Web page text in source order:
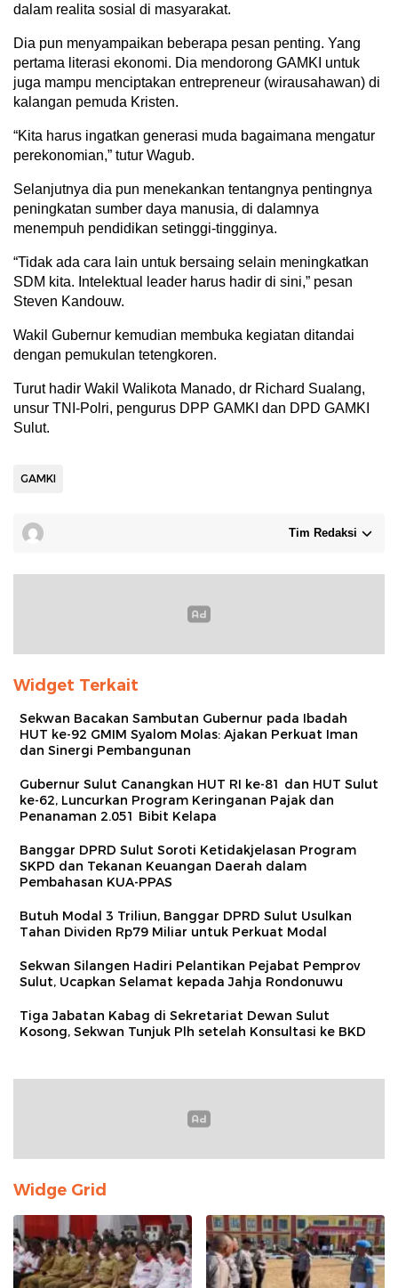
dalam realita sosial di masyarakat.
Dia pun menyampaikan beberapa pesan penting. Yang
pertama literasi ekonomi. Dia mendorong GAMKI untuk
juga mampu menciptakan entrepreneur (wirausahawan) di
kalangan pemuda Kristen.
“Kita harus ingatkan generasi muda bagaimana mengatur
perekonomian,” tutur Wagub.
Selanjutnya dia pun menekankan tentangnya pentingnya
peningkatan sumber daya manusia, di dalamnya
menempuh pendidikan setinggi-tingginya.
“Tidak ada cara lain untuk bersaing selain meningkatkan
SDM kita. Intelektual leader harus hadir di sini,” pesan
Steven Kandouw.
Wakil Gubernur kemudian membuka kegiatan ditandai
dengan pemukulan tetengkoren.
Turut hadir Wakil Walikota Manado, dr Richard Sualang,
unsur TNI-Polri, pengurus DPP GAMKI dan DPD GAMKI
Sulut.
GAMKI
Tim Redaksi
Widget Terkait
Sekwan Bacakan Sambutan Gubernur pada Ibadah
HUT ke-92 GMIM Syalom Molas: Ajakan Perkuat Iman
dan Sinergi Pembangunan
Gubernur Sulut Canangkan HUT RI ke-81 dan HUT Sulut
ke-62, Luncurkan Program Keringanan Pajak dan
Penanaman 2.051 Bibit Kelapa
Banggar DPRD Sulut Soroti Ketidakjelasan Program
SKPD dan Tekanan Keuangan Daerah dalam
Pembahasan KUA-PPAS
Butuh Modal 3 Triliun, Banggar DPRD Sulut Usulkan
Tahan Dividen Rp79 Miliar untuk Perkuat Modal
Sekwan Silangen Hadiri Pelantikan Pejabat Pemprov
Sulut, Ucapkan Selamat kepada Jahja Rondonuwu
Tiga Jabatan Kabag di Sekretariat Dewan Sulut
Kosong, Sekwan Tunjuk Plh setelah Konsultasi ke BKD
Widge Grid